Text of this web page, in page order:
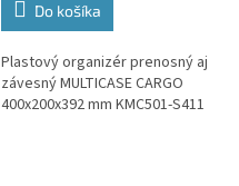
Do košíka
Plastový organizér prenosný aj
závesný MULTICASE CARGO
400x200x392 mm KMC501-S411